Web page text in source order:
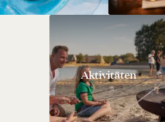
Aktivitäten